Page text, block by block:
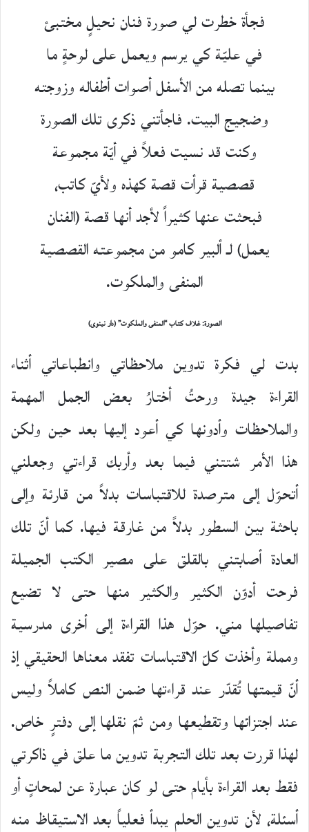
فجأة خطرت لي صورة فنان نحيلٍ مختبئ
في عليّة كي يرسم ويعمل على لوحةٍ ما
بينما تصله من الأسفل أصوات أطفاله وزوجته
وضجيج البيت. فاجأتني ذكرى تلك الصورة
وكنت قد نسيت فعلاً في أيّة مجموعة
قصصية قرأت قصة كهذه ولأيّ كاتب،
فبحثت عنها كثيراً لأجد أنها قصة (الفنان
يعمل) لـ ألبير كامو من مجموعته القصصية
المنفى والملكوت.
الصورة: غلاف كتاب “المنفى والملكوت” (دار نينوى)
بدت لي فكرة تدوين ملاحظاتي وانطباعاتي أثناء
القراءة جيدة ورحتُ أختارُ بعض الجمل المهمة
والملاحظات وأدونها كي أعود إليها بعد حين ولكن
هذا الأمر شتتني فيما بعد وأربك قراءتي وجعلني
أتحوّل إلى مترصدة للاقتباسات بدلاً من قارئة وإلى
باحثة بين السطور بدلاً من غارقة فيها. كما أنّ تلك
العادة أصابتني بالقلق على مصير الكتب الجميلة
فرحت أدوّن الكثير والكثير منها حتى لا تضيع
تفاصيلها مني. حوّل هذا القراءة إلى أخرى مدرسية
ومملة وأخذت كلّ الاقتباسات تفقد معناها الحقيقي إذ
أنّ قيمتها تُقدّر عند قراءتها ضمن النص كاملاً وليس
عند اجتزائها وتقطيعها ومن ثمّ نقلها إلى دفترٍ خاص.
لهذا قررت بعد تلك التجربة تدوين ما علق في ذاكرتي
فقط بعد القراءة بأيام حتى لو كان عبارة عن لمحاتٍ أو
أسئلة، لأن تدوين الحلم يبدأ فعلياً بعد الاستيقاظ منه